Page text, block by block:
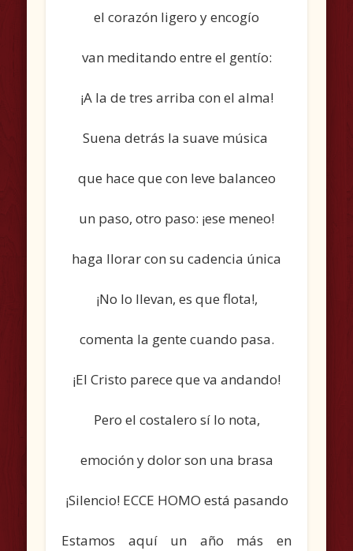
el corazón ligero y encogío
van meditando entre el gentío:
¡A la de tres arriba con el alma!
Suena detrás la suave música
que hace que con leve balanceo
un paso, otro paso: ¡ese meneo!
haga llorar con su cadencia única
¡No lo llevan, es que flota!,
comenta la gente cuando pasa.
¡El Cristo parece que va andando!
Pero el costalero sí lo nota,
emoción y dolor son una brasa
¡Silencio! ECCE HOMO está pasando
Estamos aquí un año más en